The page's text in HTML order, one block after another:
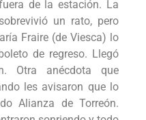
de la estación. La
un rato, pero
Fraire (de Viesca) lo
de regreso. Llegó
Otra anécdota que
les avisaron que lo
Alianza de Torreón.